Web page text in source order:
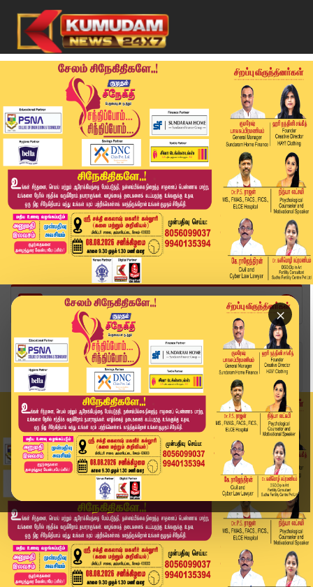
×
Home
வீடியோ ஸ்டோரி
அரசு பள்ளியிலே கல்வியை தொடரட்டும்... TVK MLA El...